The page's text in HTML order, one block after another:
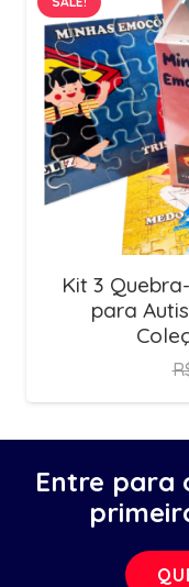
Kit 3
para
Entre para